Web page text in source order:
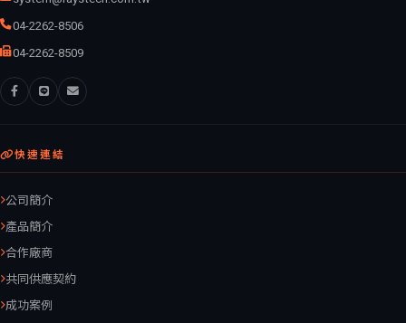
04-2262-8506
04-2262-8509
快速連結
公司簡介
產品簡介
合作廠商
共同供應契約
成功案例